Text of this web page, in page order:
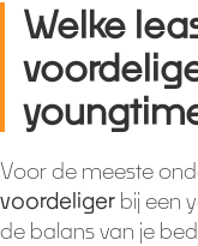
Welke
Voor de meeste
voordeliger bij een
de balans van je